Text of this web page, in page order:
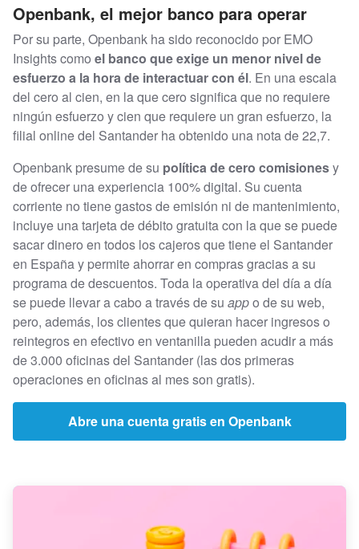
Openbank, el mejor banco para operar
Por su parte, Openbank ha sido reconocido por EMO
Insights como el banco que exige un menor nivel de
esfuerzo a la hora de interactuar con él. En una escala
del cero al cien, en la que cero significa que no requiere
ningún esfuerzo y cien que requiere un gran esfuerzo, la
filial online del Santander ha obtenido una nota de 22,7.
Openbank presume de su política de cero comisionesy
de ofrecer una experiencia 100% digital. Su cuenta
corriente no tiene gastos de emisión ni de mantenimiento,
incluye una tarjeta de débito gratuita con la que se puede
sacar dinero en todos los cajeros que tiene el Santander
en España y permite ahorrar en compras gracias a su
programa de descuentos. Toda la operativa del día a día
se puede llevar a cabo a través de su appo de su web,
pero, además, los clientes que quieran hacer ingresos o
reintegros en efectivo en ventanilla pueden acudir a más
de 3.000 oficinas del Santander (las dos primeras
operaciones en oficinas al mes son gratis).
Abre una cuenta gratis en Openbank